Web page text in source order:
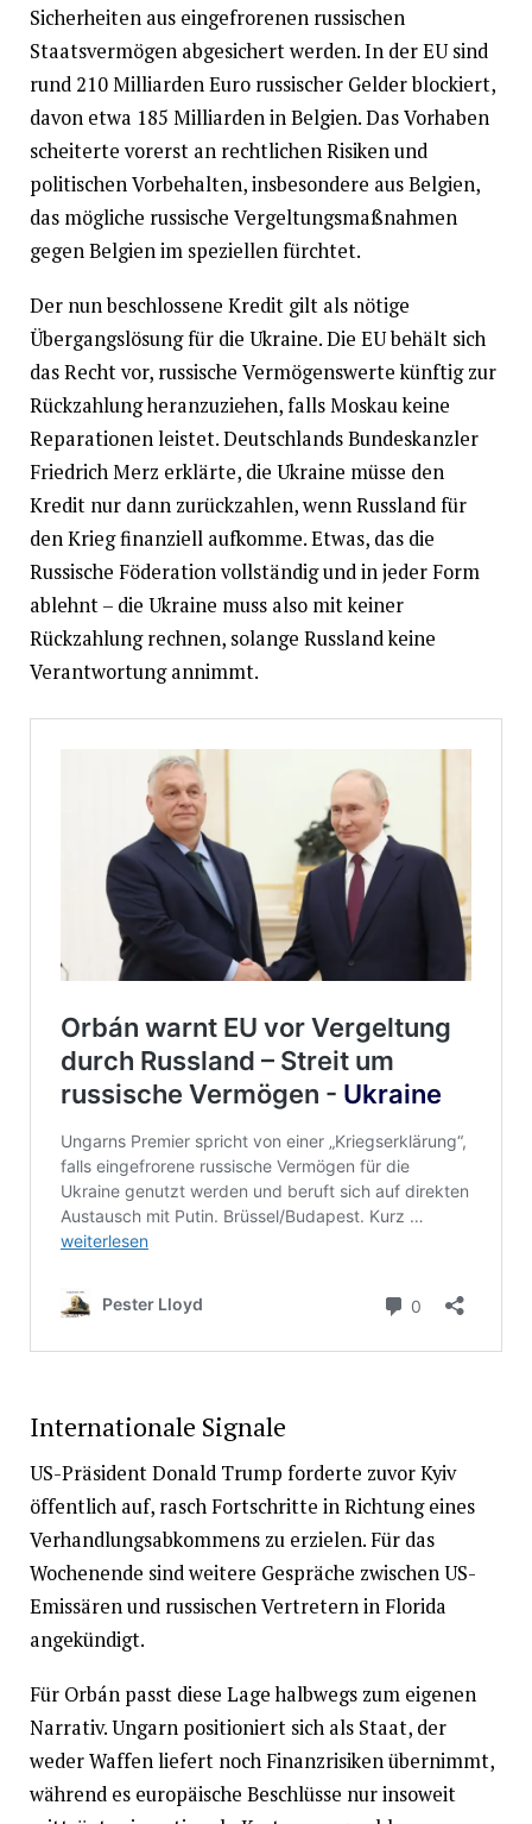
Sicherheiten aus eingefrorenen russischen
Staatsvermögen abgesichert werden. In der EU sind
rund 210 Milliarden Euro russischer Gelder blockiert,
davon etwa 185 Milliarden in Belgien. Das Vorhaben
scheiterte vorerst an rechtlichen Risiken und
politischen Vorbehalten, insbesondere aus Belgien,
das mögliche russische Vergeltungsmaßnahmen
gegen Belgien im speziellen fürchtet.
Der nun beschlossene Kredit gilt als nötige
Übergangslösung für die Ukraine. Die EU behält sich
das Recht vor, russische Vermögenswerte künftig zur
Rückzahlung heranzuziehen, falls Moskau keine
Reparationen leistet. Deutschlands Bundeskanzler
Friedrich Merz erklärte, die Ukraine müsse den
Kredit nur dann zurückzahlen, wenn Russland für
den Krieg finanziell aufkomme. Etwas, das die
Russische Föderation vollständig und in jeder Form
ablehnt – die Ukraine muss also mit keiner
Rückzahlung rechnen, solange Russland keine
Verantwortung annimmt.
Internationale Signale
US-Präsident Donald Trump forderte zuvor Kyiv
öffentlich auf, rasch Fortschritte in Richtung eines
Verhandlungsabkommens zu erzielen. Für das
Wochenende sind weitere Gespräche zwischen US-
Emissären und russischen Vertretern in Florida
angekündigt.
Für Orbán passt diese Lage halbwegs zum eigenen
Narrativ. Ungarn positioniert sich als Staat, der
weder Waffen liefert noch Finanzrisiken übernimmt,
während es europäische Beschlüsse nur insoweit